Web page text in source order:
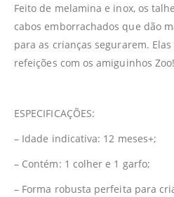
Feito de melamina e inox, os
cabos emborrachados que dão
para as crianças segurarem.
refeições com os amiguinhos Zoo!
ESPECIFICAÇÕES:
– Idade indicativa: 12 meses+;
– Contém: 1 colher e 1 garfo;
– Forma robusta perfeita para